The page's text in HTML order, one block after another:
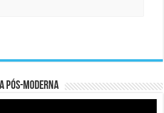
pós-moderna